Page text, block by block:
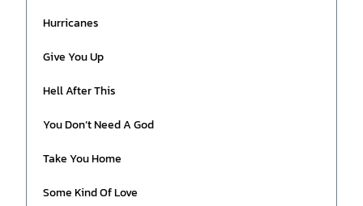
Hurricanes
Give You Up
Hell After This
You Don’t Need A God
Take You Home
Some Kind Of Love